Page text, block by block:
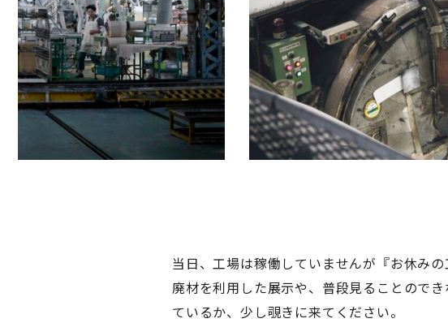
当日、工場は稼働していませんが『お休み
廃材を利用した展示や、普段見ることので
ているか、少し覗きに来てください。